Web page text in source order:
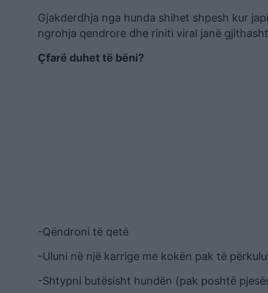
Gjakderdhja nga hunda shihet shpesh kur
ngrohja qendrore dhe riniti viral janë
Çfarë duhet të bëni?
-Qëndroni të qetë
-Uluni në një karrige me kokën pak të
-Shtypni butësisht hundën (pak poshtë